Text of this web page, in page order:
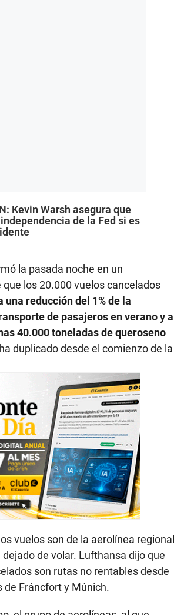
Kevin Warsh asegura que
de la Fed si es
la pasada noche en un
los 20.000 vuelos cancelados
una reducción del 1% de la
de pasajeros en verano y a
40.000 toneladas de queroseno
duplicado desde el comienzo de la
vuelos son de la aerolínea regional
dejado de volar. Lufthansa dijo que
son rutas no rentables desde
de Fráncfort y Múnich.